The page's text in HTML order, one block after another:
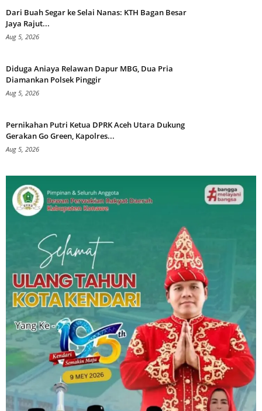
Dari Buah Segar ke Selai Nanas: KTH Bagan Besar
Jaya Rajut...
Aug 5, 2026
Diduga Aniaya Relawan Dapur MBG, Dua Pria
Diamankan Polsek Pinggir
Aug 5, 2026
Pernikahan Putri Ketua DPRK Aceh Utara Dukung
Gerakan Go Green, Kapolres...
Aug 5, 2026